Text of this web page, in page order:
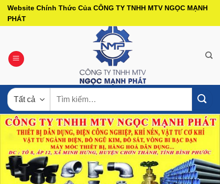
Bỏ
qua
Website Chính Thức Của CÔNG TY TNHH MTV NGỌC MẠNH
PHÁT
kiếm: